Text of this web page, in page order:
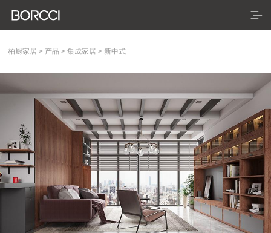
首页
典藏系列
臻享系列
悦居系列
配套产品
柏厨家居 > 产品 >集成家居 > 新中式